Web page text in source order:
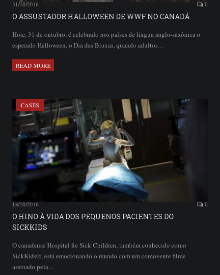
31/10/2016 0
O ASSUSTADOR HALLOWEEN DE WWF NO CANADÁ
Hoje, 31 de outubro, é celebrado nos países de língua anglo-saxônica o
esperado Halloween, o Dia das Bruxas, quando adultos…
READ MORE
CASES
18/10/2016 0
O HINO À VIDA DOS PEQUENOS PACIENTES DO
SICKKIDS
O canadense Hospital for Sick Children, também conhecido como
SickKids®, está emocionando o mundo com um comovente filme
assinado pela…